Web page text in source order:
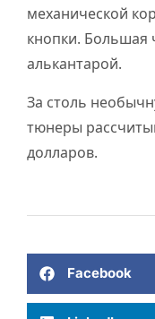
механической
кнопки. Большая
алькантарой.
За столь
тюнеры
долларов.
Facebook